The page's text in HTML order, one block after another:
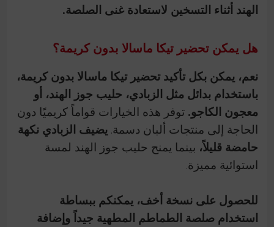
الهند أثناء التسخين لاستعادة غنى الصلصة.
هل يمكن تحضير تيكا ماسالا بدون كريمة؟
نعم، يمكن بكل تأكيد تحضير تيكا ماسالا بدون كريمة،
باستخدام بدائل مثل الزبادي، حليب جوز الهند، أو
معجون الكاجو. توفر هذه الخيارات قواماً كريميًا دون
الحاجة إلى منتجات ألبان دسمة. يضيف الزبادي نكهة
حامضة قليلاً، بينما يمنح حليب جوز الهند لمسة
استوائية مميزة.
للحصول على نسخة أخف، يمكنكم ببساطة
استخدام صلصة الطماطم المطهية جيداً وإضافة